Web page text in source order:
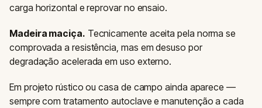
carga horizontal e reprovar no ensaio.
Madeira maciça. Tecnicamente aceita pela norma se
comprovada a resistência, mas em desuso por
degradação acelerada em uso externo.
Em projeto rústico ou casa de campo ainda aparece —
sempre com tratamento autoclave e manutenção a cada